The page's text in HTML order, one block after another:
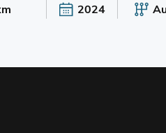
2024